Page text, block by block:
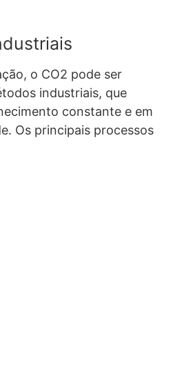
o CO2 pode ser
industriais, que
constante e em
Os principais processos